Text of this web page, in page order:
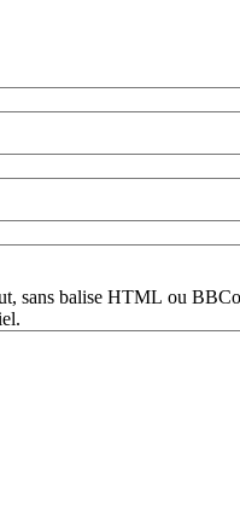
sans balise HTML ou